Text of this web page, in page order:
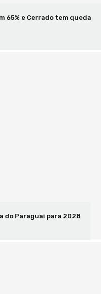
65% e Cerrado tem queda
do Paraguai para 2028